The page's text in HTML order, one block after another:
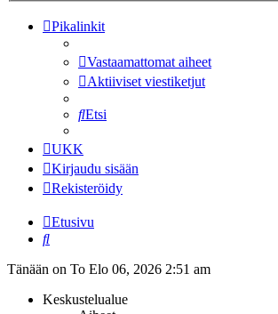
Pikalinkit
Vastaamattomat aiheet
Aktiiviset viestiketjut
Etsi
UKK
Kirjaudu sisään
Rekisteröidy
Etusivu
Etsi
Tänään on To Elo 06, 2026 2:51 am
Keskustelualue